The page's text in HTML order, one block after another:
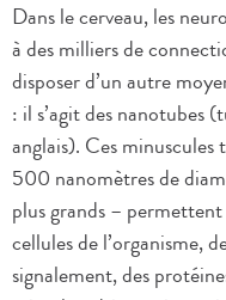
Dans le cerveau, les
à des milliers de
disposer d’un autre
: il s’agit des nanotubes
anglais). Ces
500 nanomètres de
plus grands –
cellules de l’organisme,
signalement, des